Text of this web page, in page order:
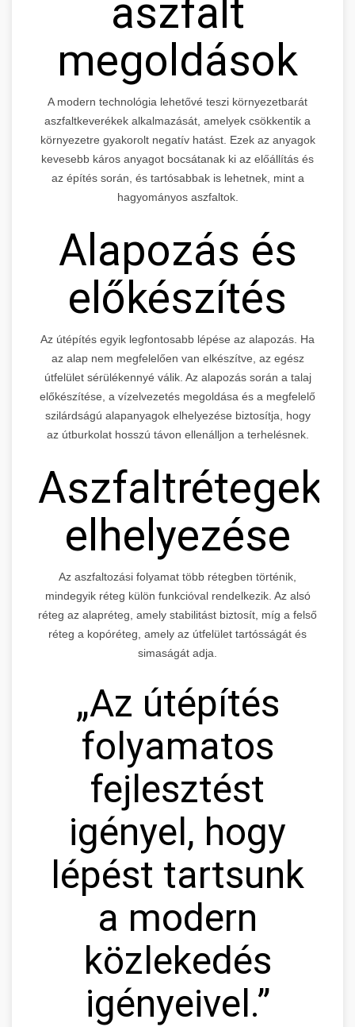
aszfalt
megoldások
A modern technológia lehetővé teszi környezetbarát
aszfaltkeverékek alkalmazását, amelyek csökkentik a
környezetre gyakorolt negatív hatást. Ezek az anyagok
kevesebb káros anyagot bocsátanak ki az előállítás és
az építés során, és tartósabbak is lehetnek, mint a
hagyományos aszfaltok.
Alapozás és
előkészítés
Az útépítés egyik legfontosabb lépése az alapozás. Ha
az alap nem megfelelően van elkészítve, az egész
útfelület sérülékennyé válik. Az alapozás során a talaj
előkészítése, a vízelvezetés megoldása és a megfelelő
szilárdságú alapanyagok elhelyezése biztosítja, hogy
az útburkolat hosszú távon ellenálljon a terhelésnek.
Aszfaltrétegek
elhelyezése
Az aszfaltozási folyamat több rétegben történik,
mindegyik réteg külön funkcióval rendelkezik. Az alsó
réteg az alapréteg, amely stabilitást biztosít, míg a felső
réteg a kopóréteg, amely az útfelület tartósságát és
simaságát adja.
„Az útépítés
folyamatos
fejlesztést
igényel, hogy
lépést tartsunk
a modern
közlekedés
igényeivel.”